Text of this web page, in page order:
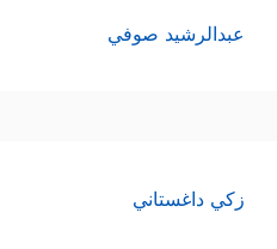
عبدالرشيد صوفي
زكي داغستاني